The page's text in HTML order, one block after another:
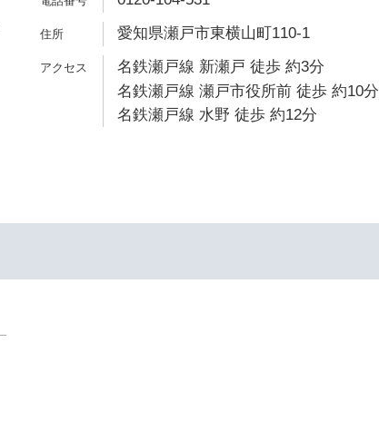
愛知県瀬戸市東横山町110-1
名鉄瀬戸線 新瀬戸 徒歩 約3分
名鉄瀬戸線 瀬戸市役所前 徒歩 約10分
名鉄瀬戸線 水野 徒歩 約12分